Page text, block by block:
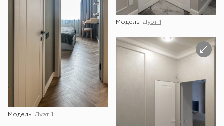
Модель: Дуэт 1
Модель: Дуэт 1